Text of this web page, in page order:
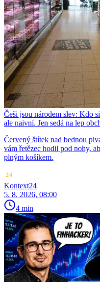
Češi jsou národem slev: Kdo
ale naivní. Jen sedá na lep
Červený štítek nad bednou
vám řetězec hodil pod nohy,
plným košíkem.
Kontext24
5. 8. 2026, 08:00
4 min